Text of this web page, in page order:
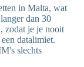
in Malta, wat
dan 30
zodat je je nooit
datalimiet.
slechts